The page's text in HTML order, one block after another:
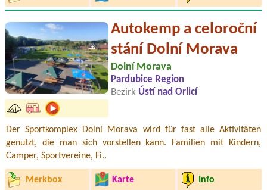
Autokemp a celoroční
stání Dolní Morava
Dolní Morava
Pardubice Region
Bezirk Ústí nad Orlicí
Der Sportkomplex Dolní Morava wird für fast alle Aktivitäten
genutzt, die man sich vorstellen kann. Familien mit Kindern,
Camper, Sportvereine, Fi..
Merkbox Karte Info